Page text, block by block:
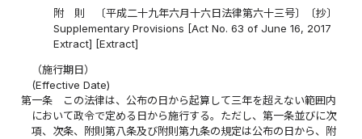
附 則 〔平成二十九年六月十六日法律第六十三号〕〔抄〕
Supplementary Provisions [Act No. 63 of June 16, 2017
Extract] [Extract]
（施行期日）
(Effective Date)
第一条
この法律は、公布の日から起算して三年を超えない範囲内
において政令で定める日から施行する。ただし、第一条並びに次
項、次条、附則第八条及び附則第九条の規定は公布の日から、附